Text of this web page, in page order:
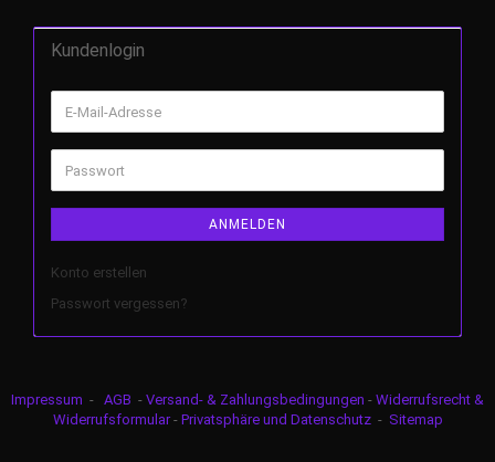
Kundenlogin
ANMELDEN
Konto erstellen
Passwort vergessen?
Impressum - AGB - Versand- & Zahlungsbedingungen - Widerrufsrecht &
Widerrufsformular - Privatsphäre und Datenschutz - Sitemap